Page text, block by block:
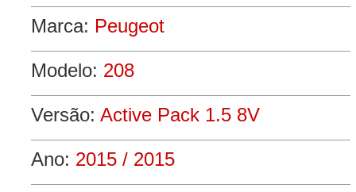
Marca: Peugeot
Modelo: 208
Versão: Active Pack 1.5 8V
Ano: 2015 / 2015